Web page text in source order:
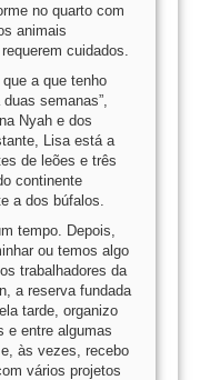
no quarto com
animais
cuidados.
a que tenho
semanas”,
Nyah e dos
Lisa está a
de leões e três
continente
a dos búfalos.
tempo. Depois,
ou temos algo
trabalhadores da
a reserva fundada
tarde, organizo
e entre algumas
às vezes, recebo
vários projetos